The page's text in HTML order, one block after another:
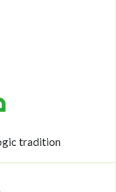
tradition